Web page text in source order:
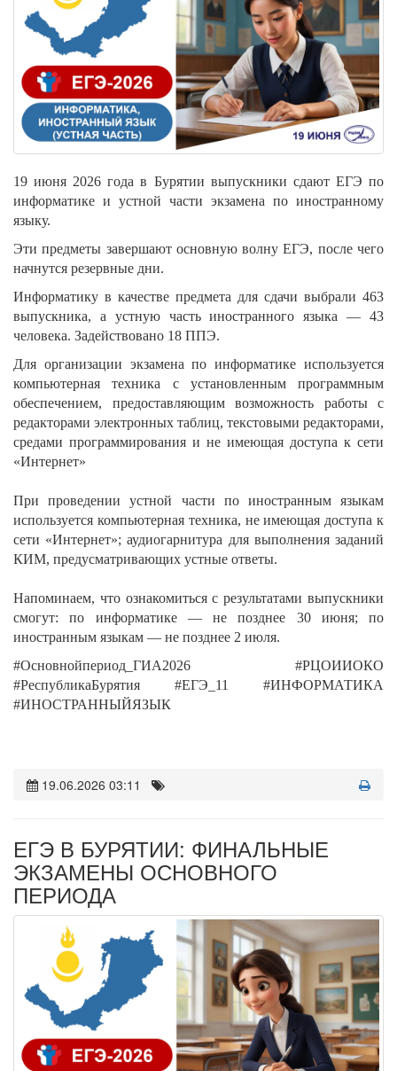
19 июня 2026 года в Бурятии выпускники сдают ЕГЭ по
информатике и устной части экзамена по иностранному
языку.
Эти предметы завершают основную волну ЕГЭ, после чего
начнутся резервные дни.
Информатику в качестве предмета для сдачи выбрали 463
выпускника, а устную часть иностранного языка — 43
человека. Задействовано 18 ППЭ.
Для организации экзамена по информатике используется
компьютерная техника с установленным программным
обеспечением, предоставляющим возможность работы с
редакторами электронных таблиц, текстовыми редакторами,
средами программирования и не имеющая доступа к сети
«Интернет»
При проведении устной части по иностранным языкам
используется компьютерная техника, не имеющая доступа к
сети «Интернет»; аудиогарнитура для выполнения заданий
КИМ, предусматривающих устные ответы.
Напоминаем, что ознакомиться с результатами выпускники
смогут: по информатике — не позднее 30 июня; по
иностранным языкам — не позднее 2 июля.
#Основнойпериод_ГИА2026 #РЦОИИОКО
#РеспубликаБурятия #ЕГЭ_11 #ИНФОРМАТИКА
#ИНОСТРАННЫЙЯЗЫК
19.06.2026 03:11
ЕГЭ В БУРЯТИИ: ФИНАЛЬНЫЕ
ЭКЗАМЕНЫ ОСНОВНОГО
ПЕРИОДА